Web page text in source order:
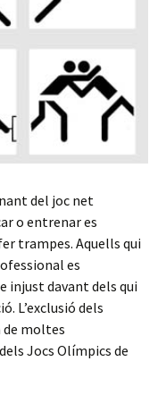
del joc net
o entrenar es
trampes. Aquells qui
es
injust davant dels qui
L’exclusió dels
de moltes
Jocs Olímpics de